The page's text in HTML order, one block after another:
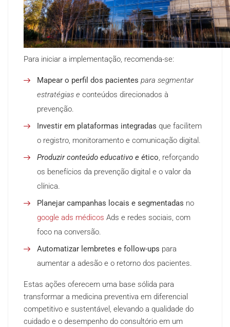
Para iniciar a implementação, recomenda-se:
Mapear o perfil dos pacientes para segmentar
estratégias e conteúdos direcionados à
prevenção.
Investir em plataformas integradas que facilitem
o registro, monitoramento e comunicação digital.
Produzir conteúdo educativo e ético, reforçando
os benefícios da prevenção digital e o valor da
clínica.
Planejar campanhas locais e segmentadas no
google ads médicos Ads e redes sociais, com
foco na conversão.
Automatizar lembretes e follow-ups para
aumentar a adesão e o retorno dos pacientes.
Estas ações oferecem uma base sólida para
transformar a medicina preventiva em diferencial
competitivo e sustentável, elevando a qualidade do
cuidado e o desempenho do consultório em um